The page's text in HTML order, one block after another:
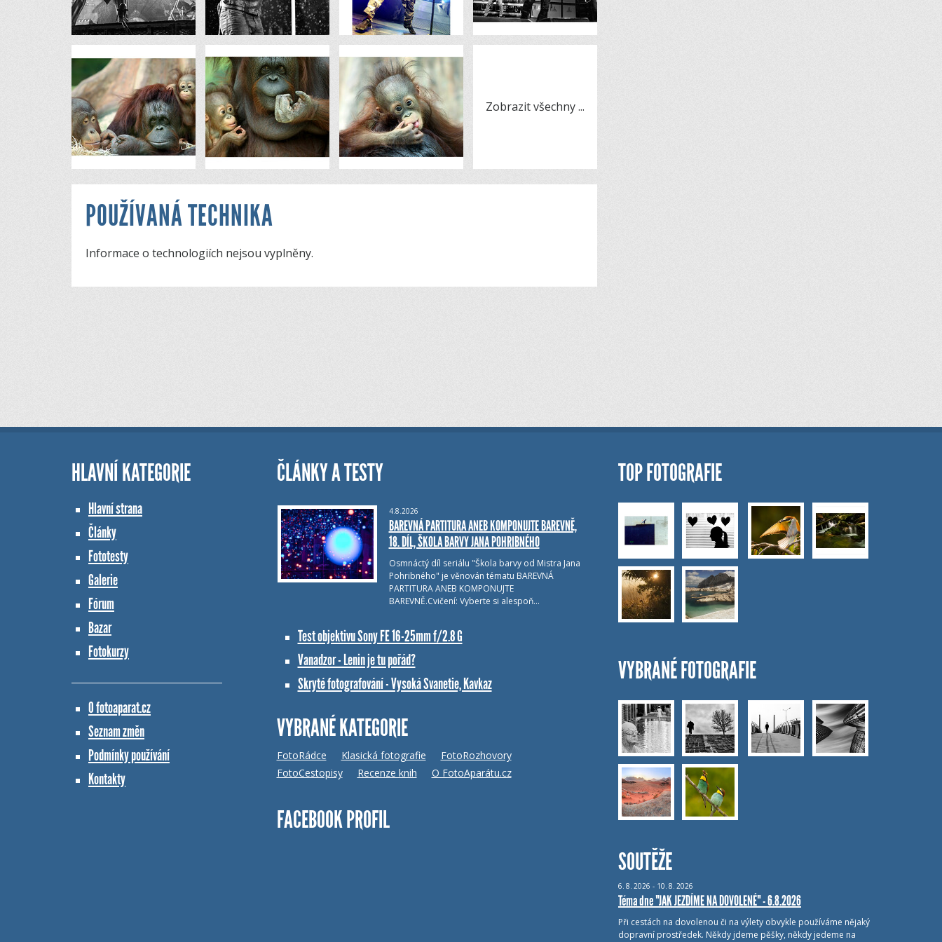
Zobrazit všechny...
POUŽÍVANÁ TECHNIKA
Informace o technologiích nejsou vyplněny.
HLAVNÍ KATEGORIE
Hlavní strana
Články
Fototesty
Galerie
Fórum
Bazar
Fotokurzy
O fotoaparat.cz
Seznam změn
Podmínky používání
Kontakty
ČLÁNKY A TESTY
4.8.2026
BAREVNÁ PARTITURA ANEB KOMPONUJTE BAREVNĚ,
18. DÍL, ŠKOLA BARVY JANA POHRIBNÉHO
Osmnáctý díl seriálu "Škola barvy od Mistra Jana
Pohribného" je věnován tématu BAREVNÁ
PARTITURA ANEB KOMPONUJTE
BAREVNĚ.Cvičení: Vyberte si alespoň…
Test objektivu Sony FE 16-25mm f/2.8 G
Vanadzor - Lenin je tu pořád?
Skryté fotografování - Vysoká Svanetie, Kavkaz
VYBRANÉ KATEGORIE
FotoRádce Klasická fotografie
FotoRozhovory
FotoCestopisy
Recenze knih O FotoAparátu.cz
FACEBOOK PROFIL
TOP FOTOGRAFIE
VYBRANÉ FOTOGRAFIE
SOUTĚŽE
6. 8. 2026 - 10. 8. 2026
Téma dne "JAK JEZDÍME NA DOVOLENÉ" - 6.8.2026
Při cestách na dovolenou či na výlety obvykle používáme nějaký
dopravní prostředek. Někdy jdeme pěšky, někdy jedeme na